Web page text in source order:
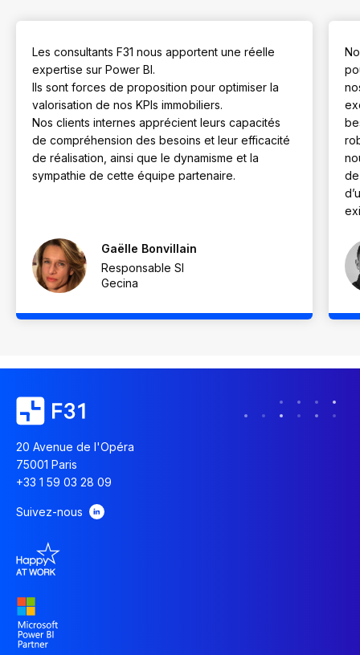
Les consultants F31 nous apportent une réelle
expertise sur Power BI.
Ils sont forces de proposition pour optimiser la
valorisation de nos KPIs immobiliers.
Nos clients internes apprécient leurs capacités
de compréhension des besoins et leur efficacité
de réalisation, ainsi que le dynamisme et la
sympathie de cette équipe partenaire.
Gaëlle Bonvillain
Responsable SI
Gecina
20 Avenue de l'Opéra
75001 Paris
+33 1 59 03 28 09
Suivez-nous